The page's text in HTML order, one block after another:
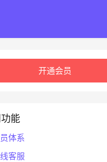
开通会员
能
体系
客服